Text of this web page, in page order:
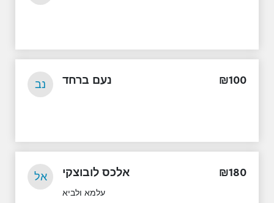
נב נעם ברחד ₪100
אל אלכס לובוצקי ₪180
עלמא ולביא